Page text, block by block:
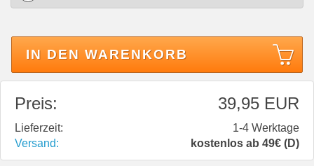
IN DEN WARENKORB
Preis: 39,95 EUR
Lieferzeit:
1-4 Werktage
Versand:
kostenlos ab 49€ (D)